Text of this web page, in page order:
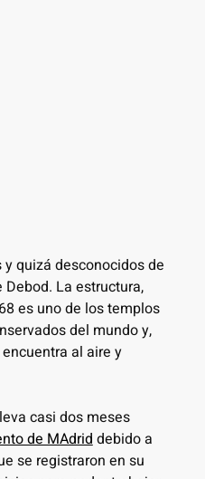
quizá desconocidos de
La estructura,
es uno de los templos
del mundo y,
al aire y
casi dos meses
de MAdriddebido a
se registraron en su